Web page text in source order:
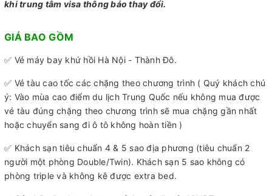
khi trung tâm visa thông báo thay đổi.
GIÁ BAO GỒM
✅ Vé máy bay khứ hồi Hà Nội - Thành Đô.
✅ Vé tàu cao tốc các chặng theo chương trình ( Quý khách chú
ý: Vào mùa cao điểm du lịch Trung Quốc nếu không mua được
vé tàu đúng chặng theo chương trình sẽ mua chặng gần nhất
hoặc chuyển sang đi ô tô không hoàn tiền )
✅ Khách sạn tiêu chuẩn 4 & 5 sao địa phương (tiêu chuẩn 2
người một phòng Double/Twin). Khách sạn 5 sao không có
phòng triple và không kê được extra bed.